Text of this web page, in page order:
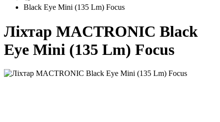
Black Eye Mini (135 Lm) Focus
Ліхтар MACTRONIC Black
Eye Mini (135 Lm) Focus